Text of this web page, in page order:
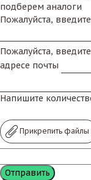
подберем аналоги
Пожалуйста,
Пожалуйста,
адресе почты
Напишите
Прикрепить файлы